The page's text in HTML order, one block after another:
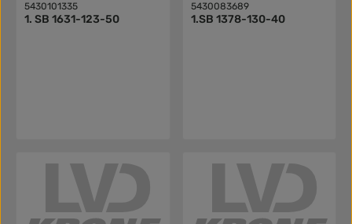
5430101335
1. SB 1631-123-50
5430083689
1.SB 1378-130-40